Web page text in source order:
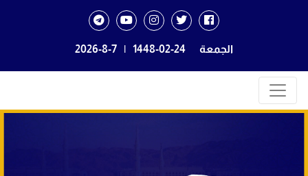
الجمعة 1448-02-24
|
2026-8-7